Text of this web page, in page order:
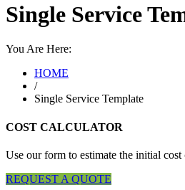
Single Service
You Are Here:
HOME
/
Single Service Template
COST CALCULATOR
Use our form to estimate the initial
REQUEST A QUOTE